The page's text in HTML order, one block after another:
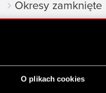
O plikach cookies
Okresy zamknięte
Przydatne linki
Kontakt IR